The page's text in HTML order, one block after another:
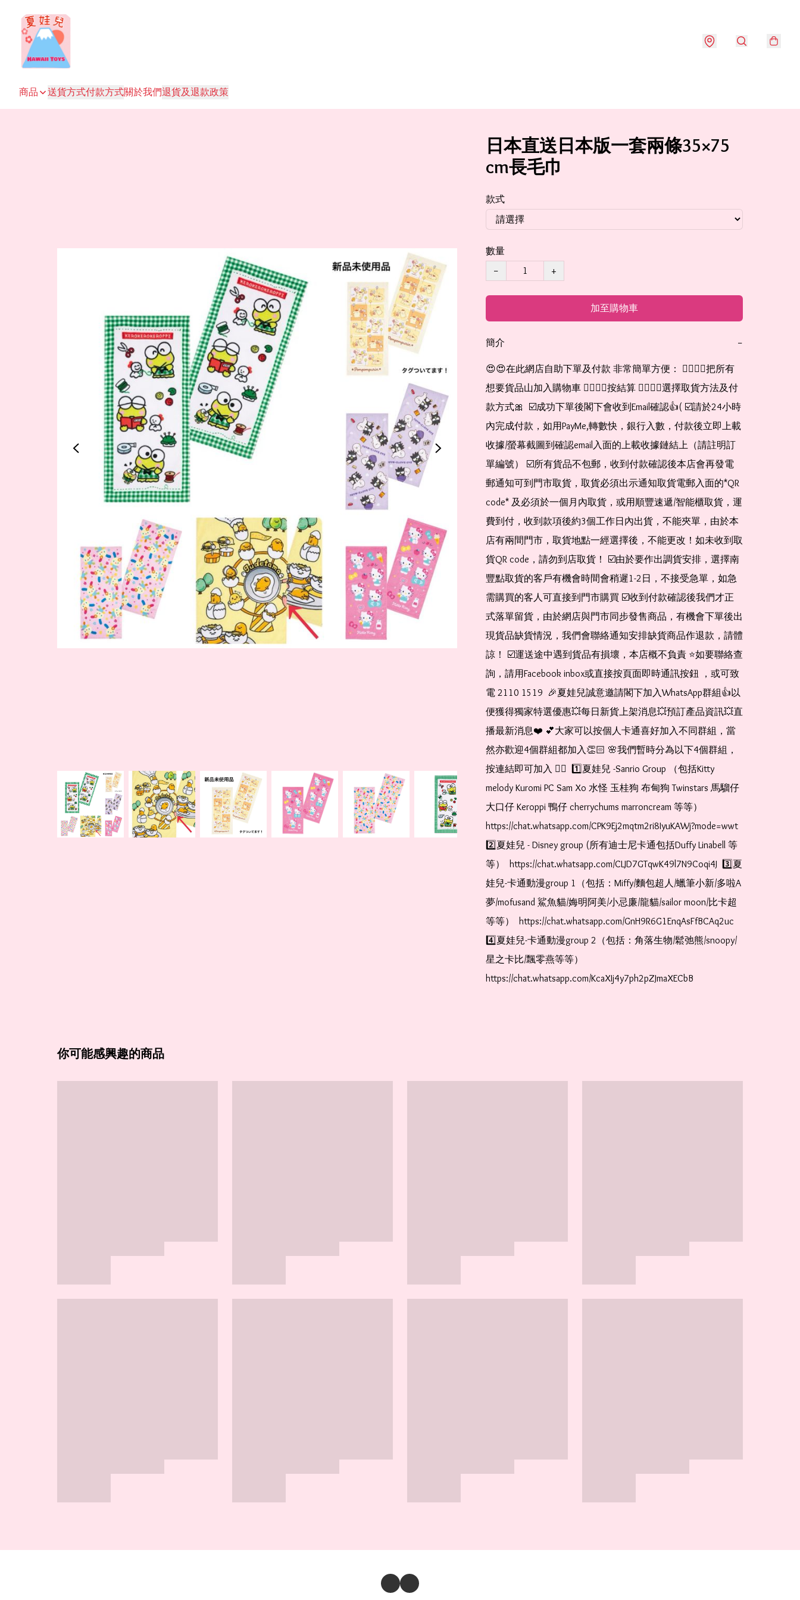
商品 送貨方式付款方式關於我們退貨及退款政策
日本直送日本版一套兩條35×75
cm長毛巾
款式
數量
−
+
加至購物車
簡介 −
😍😍在此網店自助下單及付款 非常簡單方便： 👉🏻👉🏻把所有
想要貨品山加入購物車 👉🏻👉🏻按結算 👉🏻👉🏻選擇取貨方法及付
款方式🎀  ☑️成功下單後閣下會收到Email確認👍( ☑️請於24小時
內完成付款，如用PayMe,轉數快，銀行入數，付款後立即上載
收據/螢幕截圖到確認email入面的上載收據鏈結上（請註明訂
單編號） ☑️所有貨品不包郵，收到付款確認後本店會再發電
郵通知可到門市取貨，取貨必須出示通知取貨電郵入面的*QR
code* 及必須於一個月內取貨，或用順豐速遞/智能櫃取貨，運
費到付，收到款項後約3個工作日內出貨，不能夾單，由於本
店有兩間門市，取貨地點一經選擇後，不能更改！如未收到取
貨QR code，請勿到店取貨！ ☑️由於要作出調貨安排，選擇南
豐點取貨的客戶有機會時間會稍遲1-2日，不接受急單，如急
需購買的客人可直接到門市購買 ☑️收到付款確認後我們才正
式落單留貨，由於網店與門市同步發售商品，有機會下單後出
現貨品缺貨情況，我們會聯絡通知安排缺貨商品作退款，請體
諒！ ☑️運送途中遇到貨品有損壞，本店概不負責 ⭐️如要聯絡查
詢，請用Facebook inbox或直接按頁面即時通訊按鈕 ，或可致
電 2110 1519  🎉夏娃兒誠意邀請閣下加入WhatsApp群組👍以
便獲得獨家特選優惠💥每日新貨上架消息💥預訂產品資訊💥直
播最新消息❤️ 💕大家可以按個人卡通喜好加入不同群組，當
然亦歡迎4個群組都加入👏🏻 🌸我們暫時分為以下4個群組，
按連結即可加入 👇🏻  1️⃣夏娃兒 -Sanrio Group （包括Kitty
melody Kuromi PC Sam Xo 水怪 玉桂狗 布甸狗 Twinstars 馬騮仔
大口仔 Keroppi 鴨仔 cherrychums marroncream 等等）
https://chat.whatsapp.com/CPK9Ej2mqtm2ri8IyuKAWj?mode=wwt
2️⃣夏娃兒 - Disney group (所有迪士尼卡通包括Duffy Linabell 等
等）  https://chat.whatsapp.com/CLJD7GTqwK49l7N9Coqi4J  3️⃣夏
娃兒-卡通動漫group 1（包括：Miffy/麵包超人/蠟筆小新/多啦A
夢/mofusand 鯊魚貓/娒明阿美/小忌廉/龍貓/sailor moon/比卡超
等等）  https://chat.whatsapp.com/GnH9R6G1EnqAsFfBCAq2uc
4️⃣夏娃兒-卡通動漫group 2（包括：角落生物/鬆弛熊/snoopy/
星之卡比/飄零燕等等）
https://chat.whatsapp.com/KcaXIj4y7ph2pZJmaXECbB
你可能感興趣的商品